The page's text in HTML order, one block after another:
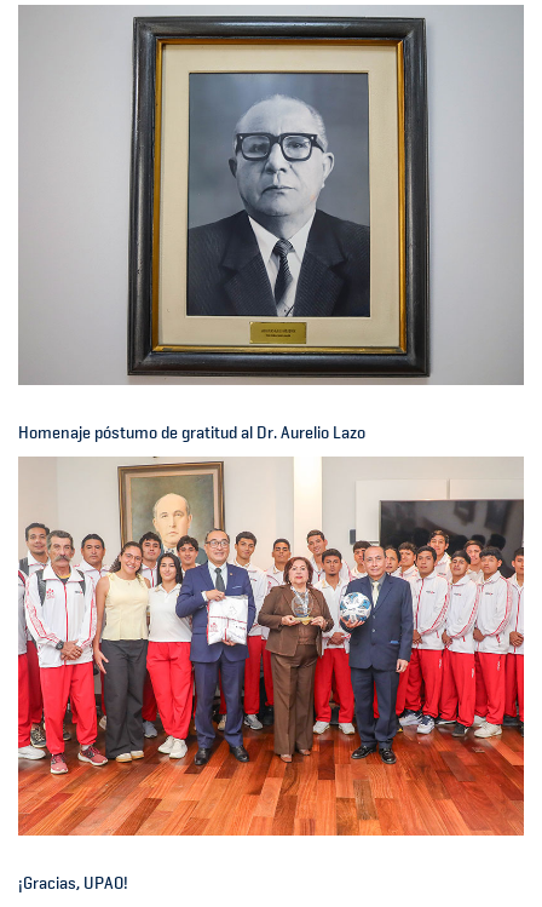
Homenaje póstumo de gratitud al Dr. Aurelio Lazo
¡Gracias, UPAO!